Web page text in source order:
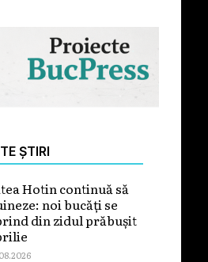
ȘTIRI
Hotin continuă să
noi bucăți se
din zidul prăbușit